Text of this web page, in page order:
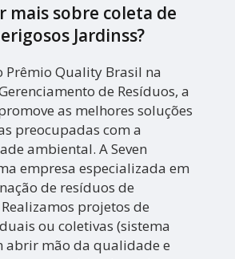
mais sobre coleta de
Jardinss?
Prêmio Quality Brasil na
de Resíduos, a
as melhores soluções
preocupadas com a
ambiental. A Seven
empresa especializada em
de resíduos de
projetos de
ou coletivas (sistema
abrir mão da qualidade e